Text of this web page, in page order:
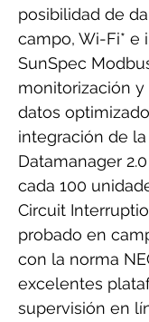
posibilidad de
campo, Wi-Fi* e
SunSpec
monitorización y
datos
integración de
Datamanager
cada 100
Circuit
probado en
con la norma
excelentes
supervisión en